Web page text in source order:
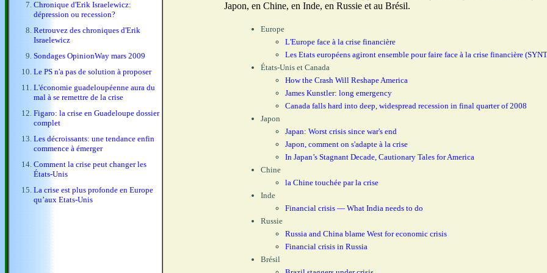
Chronique d'Erik Israelewicz:
dépression ou recession?
Retrouvez des chroniques d'Erik
Israelewicz
Sondages OpinionWay mars 2009
Le PS n'a pas de solution à proposer
L'économie guadeloupéenne aura du
mal à se remettre de la crise
Figaro: la crise en Guadeloupe dossier
complet
Les décroissants: une tendance enfin
commence à émerger
Comment la crise peut changer les
États-Unis
La crise est plus profonde en Europe
qu’aux Etats-Unis
Japon, en Chine, en Inde, en Russie et au Brésil.
Europe
L'Europe face à la crise financière
Les Etats européens agiront ensemble pour faire face à la crise financière
États-Unis et Canada
How the Crash Will Reshape America
James Kunstler: long emergency
Canada falls hard into deep, widespread recession in final quarter of 2008
Japon
Japan: Worst crisis since war's end
Japon, comment on s'adapte à la crise
In Japan’s Stagnant Decade, Cautionary Tales for America
Chine
la Chine touchée par la crise
Inde
Financial crisis — What India needs to do
Russie
Russia and China blame West for economic crisis
Financial crisis in Russia
Brésil